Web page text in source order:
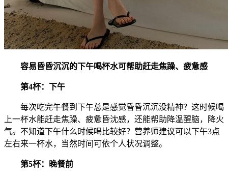
容易昏昏沉沉的下午喝杯水可帮助赶走焦躁、疲惫感
第4杯：下午
每次吃完午餐到下午总是感觉昏昏沉沉没精神？这时候喝
上一杯水能赶走焦躁、疲惫昏沈感，还能帮助降温醒脑，降火
气。不知道下午什么时候喝比较好？营养师建议可以下午3点
左右来一杯水，当然时间可依个人状况调整。
第5杯：晚餐前